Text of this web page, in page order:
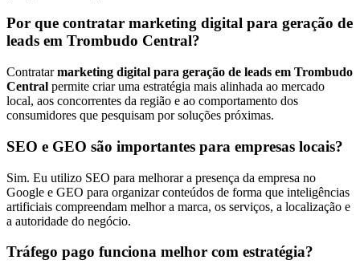
Por que contratar marketing digital para geração de
leads em Trombudo Central?
Contratarmarketing digital para geração de leads em Trombudo
Central permite criar uma estratégia mais alinhada ao mercado
local, aos concorrentes da região e ao comportamento dos
consumidores que pesquisam por soluções próximas.
SEO e GEO são importantes para empresas locais?
Sim. Eu utilizo SEO para melhorar a presença da empresa no
Google e GEO para organizar conteúdos de forma que inteligências
artificiais compreendam melhor a marca, os serviços, a localização e
a autoridade do negócio.
Tráfego pago funciona melhor com estratégia?